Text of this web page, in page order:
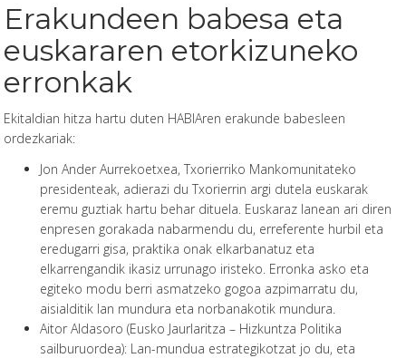
Erakundeen babesa eta
euskararen etorkizuneko
erronkak
Ekitaldian hitza hartu duten HABIAren erakunde babesleen
ordezkariak:
Jon Ander Aurrekoetxea, Txorierriko Mankomunitateko
presidenteak, adierazi du Txorierrin argi dutela euskarak
eremu guztiak hartu behar dituela. Euskaraz lanean ari diren
enpresen gorakada nabarmendu du, erreferente hurbil eta
eredugarri gisa, praktika onak elkarbanatuz eta
elkarrengandik ikasiz urrunago iristeko. Erronka asko eta
egiteko modu berri asmatzeko gogoa azpimarratu du,
aisialditik lan mundura eta norbanakotik mundura.
Aitor Aldasoro (Eusko Jaurlaritza – Hizkuntza Politika
sailburuordea): Lan-mundua estrategikotzat jo du, eta